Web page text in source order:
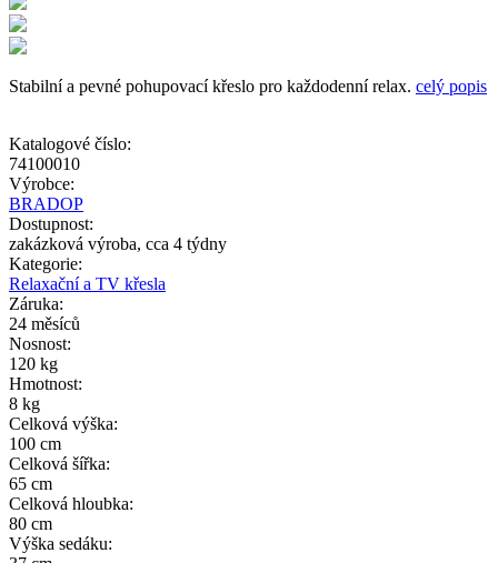
Stabilní a pevné pohupovací křeslo pro každodenní relax. celý popis
Katalogové číslo:
74100010
Výrobce:
BRADOP
Dostupnost:
zakázková výroba, cca 4 týdny
Kategorie:
Relaxační a TV křesla
Záruka:
24 měsíců
Nosnost:
120 kg
Hmotnost:
8 kg
Celková výška:
100 cm
Celková šířka:
65 cm
Celková hloubka:
80 cm
Výška sedáku: